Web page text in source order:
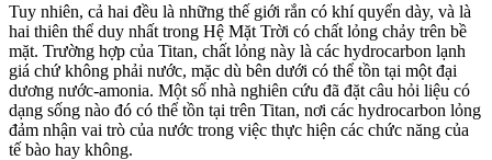
Tuy nhiên, cả hai đều là những thế giới rắn có khí quyển dày, và là
hai thiên thể duy nhất trong Hệ Mặt Trời có chất lỏng chảy trên bề
mặt. Trường hợp của Titan, chất lỏng này là các hydrocarbon lạnh
giá chứ không phải nước, mặc dù bên dưới có thể tồn tại một đại
dương nước-amonia. Một số nhà nghiên cứu đã đặt câu hỏi liệu có
dạng sống nào đó có thể tồn tại trên Titan, nơi các hydrocarbon lỏng
đảm nhận vai trò của nước trong việc thực hiện các chức năng của
tế bào hay không.